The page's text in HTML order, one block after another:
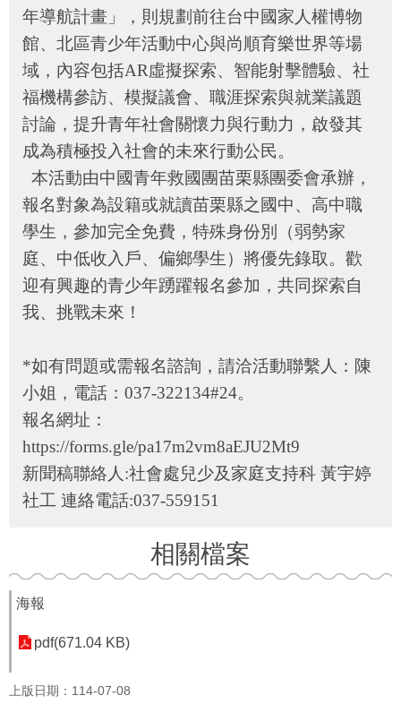
網
站
連
結
性
別
平
等
專
區
身
心
障
礙
者
公
約
(CRPD)
專
區
公
益
餘
補
公
專
年導航計畫」，則規劃前往台中國家人權博物
館、北區青少年活動中心與尚順育樂世界等場
域，內容包括AR虛擬探索、智能射擊體驗、社
福機構參訪、模擬議會、職涯探索與就業議題
討論，提升青年社會關懷力與行動力，啟發其
成為積極投入社會的未來行動公民。
本活動由中國青年救國團苗栗縣團委會承辦，
報名對象為設籍或就讀苗栗縣之國中、高中職
學生，參加完全免費，特殊身份別（弱勢家
庭、中低收入戶、偏鄉學生）將優先錄取。歡
迎有興趣的青少年踴躍報名參加，共同探索自
我、挑戰未來！
*如有問題或需報名諮詢，請洽活動聯繫人：陳
小姐，電話： 037-322134#24。
報名網址：
https://forms.gle/pa17m2vm8aEJU2Mt9
新聞稿聯絡人 :社會處兒少及家庭支持科 黃宇婷
社工 連絡電話:037-559151
相關檔案
海報
pdf(671.04 KB)
上版日期：114-07-08